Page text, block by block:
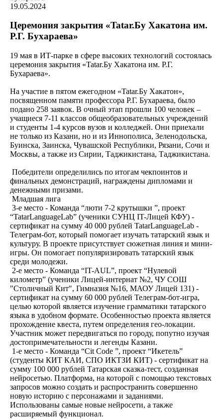
19.05.2024
Церемония закрытия «Tatar.Бу Хакатона им.
Р.Г. Бухараева»
19 мая в ИТ-парке в сфере высоких технологий состоялась
церемония закрытия «Tatar.Бу Хакатона им. Р.Г.
Бухараева».
На участие в пятом ежегодном «Tatar.Бу Хакатон»,
посвященном памяти профессора Р.Г. Бухараева, было
подано 258 заявок. В очный этап прошли 100 человек –
учащиеся 7-11 классов общеобразовательных учреждений
и студенты 1-4 курсов вузов и колледжей. Они приехали
не только из Казани, но и из Иннополиса, Зеленодольска,
Буинска, Заинска, Чувашской Республики, Рязани, Сочи и
Москвы, а также из Сирии, Таджикистана, Таджикистана.
Победители определились по итогам чекпоинтов и
финальных демонстраций, награждены дипломами и
денежными призами.
Младшая лига
3-е место - Команда “люти 7-2 крутышки ”, проект
“TatarLanguageLab” (ученики СУНЦ IT-Лицей КФУ) -
сертификат на сумму 40 000 рублей TatarLanguageLab -
Телеграм-бот, который помогает изучать татарский язык и
культуру. В проекте присутствует сюжетная линия и мини-
игры. Он помогает популяризировать татарский язык
среди молодежи.
2-е место - Команда “IT-AUL”, проект “Нулевой
километр” (ученики Лицей-интернат №2, ЧУ СОШ
"Столичный Кит", Гимназия №16, МАОУ Лицей 131) -
сертификат на сумму 60 000 рублей Телеграм-бот-игра,
целью которой является изучение грамматики татарского
языка в удобном формате. Особенностью проекта является
прохождение квеста, путем определения гео-локации.
Участник может передвигаться по городу, попутно изучая
достопримечательности и легенды Казани.
1-е место - Команда “Cit Code ”, проект “Икетель”
(студенты КИТ КАИ, СПО ИКТЗИ КИТ) - сертификат на
сумму 100 000 рублей Татарская сказка-тест, созданная
нейросетью. Платформа, на которой с помощью текстовых
запросов можно создать и распространить совершенно
новую историю с персонажами и заданиями.
Использованы самые новые нейросети, а также
расширяемый функционал.